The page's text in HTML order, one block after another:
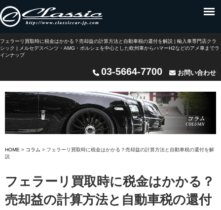
フェラーリ買取時に税金はかかる？売却益の計算方法と自動車税の還付を解説 | 輸入車専門店クラ
シック | メルセデスベンツ・AMG・ポルシェを中心とした欧州車からハマーH2などのアメ車までラ
インナップ
03-5664-7700 お問い合わせ
HOME > コラム > フェラーリ買取時に税金はかかる？売却益の計算方法と自動車税の還付を解
説
フェラーリ買取時に税金はかかる？
売却益の計算方法と自動車税の還付